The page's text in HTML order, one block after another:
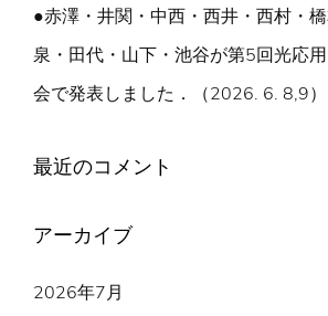
●赤澤・井関・中西・西井・西村・
泉・田代・山下・池谷が第5回光応
会で発表しました．（2026. 6. 8,9）
最近のコメント
アーカイブ
2026年7月